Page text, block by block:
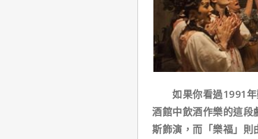
如果你看過1991年
酒館中飲酒作樂的這段
斯飾演，而「樂福」則